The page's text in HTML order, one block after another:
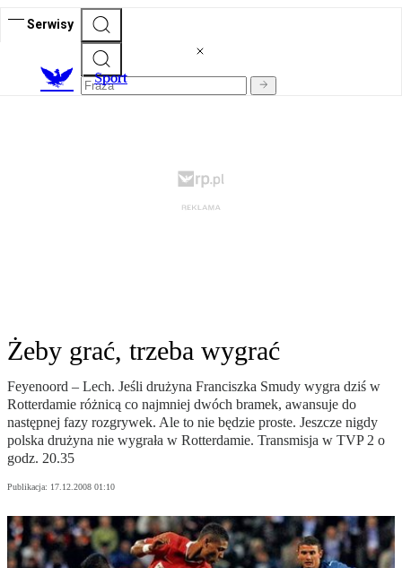
Serwisy
Sport
Żeby grać, trzeba wygrać
Feyenoord – Lech. Jeśli drużyna Franciszka Smudy wygra dziś w
Rotterdamie różnicą co najmniej dwóch bramek, awansuje do
następnej fazy rozgrywek. Ale to nie będzie proste. Jeszcze nigdy
polska drużyna nie wygrała w Rotterdamie. Transmisja w TVP 2 o
godz. 20.35
Publikacja: 17.12.2008 01:10